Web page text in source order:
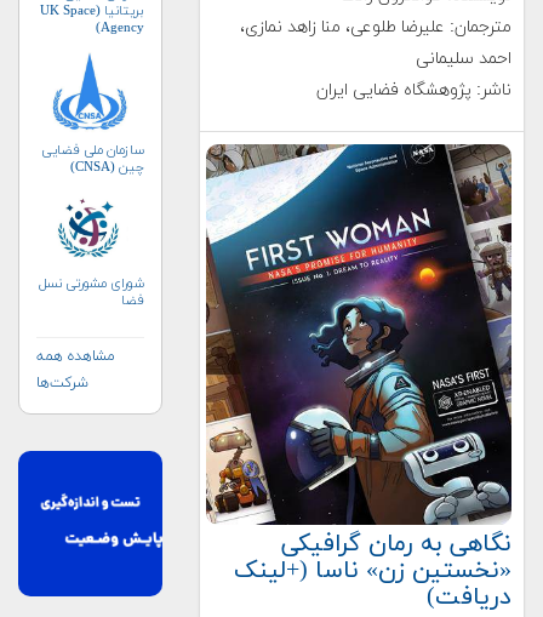
مترجمان: علیرضا طلوعی، منا زاهد نمازی،
احمد سلیمانی
ناشر: پژوهشگاه فضایی ایران
نگاهی به رمان گرافیکی
«نخستین زن» ناسا (+لینک
دریافت)
بریتانیا (UK Space
Agency)
سازمان ملی فضایی
چین (CNSA)
شورای مشورتی نسل
فضا
مشاهده همه
شرکت‌ها